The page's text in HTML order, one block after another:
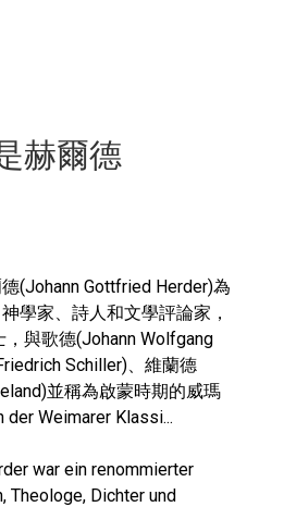
赫爾德
(Johann Gottfried Herder)為
學家、詩人和文學評論家，
與歌德(Johann Wolfgang
Schiller)、維蘭德
並稱為啟蒙時期的威瑪
Weimarer Klassi...
war ein renommierter
Theologe, Dichter und